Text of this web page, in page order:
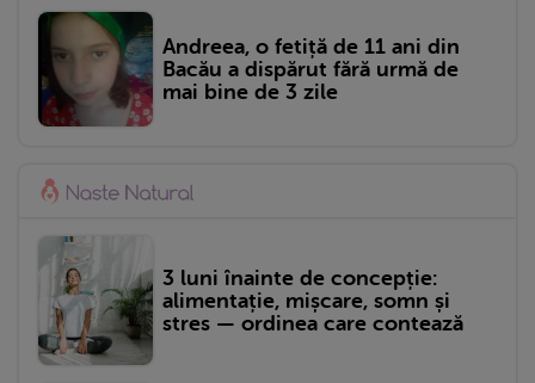
Andreea, o fetiță de 11 ani din
Bacău a dispărut fără urmă de
mai bine de 3 zile
3 luni înainte de concepție:
alimentație, mișcare, somn și
stres — ordinea care contează